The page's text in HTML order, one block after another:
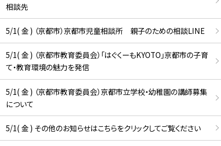
相談先
5/1( 金 ) （京都市）京都市児童相談所 親子のための相談LINE
5/1( 金 ) （京都市教育委員会）「はぐくーもKYOTO」京都市の子育
て・教育環境の魅力を発信
5/1( 金 ) （京都市教育委員会）京都市立学校・幼稚園の講師募集
について
5/1( 金 ) その他のお知らせはこちらをクリックしてご覧ください